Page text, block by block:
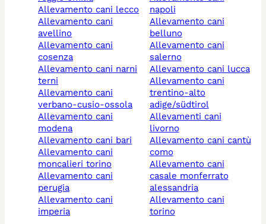
allevamento cani lecco
allevamento cani
avellino
allevamento cani
cosenza
allevamento cani narni
terni
allevamento cani
verbano-cusio-ossola
allevamento cani
modena
allevamento cani bari
allevamento cani
moncalieri torino
allevamento cani
perugia
allevamento cani
imperia
napoli
allevamento cani
belluno
allevamento cani
salerno
allevamento cani lucca
allevamento cani
trentino-alto
adige/südtirol
allevamenti cani
livorno
allevamento cani cantù
como
allevamento cani
casale monferrato
alessandria
allevamento cani
torino